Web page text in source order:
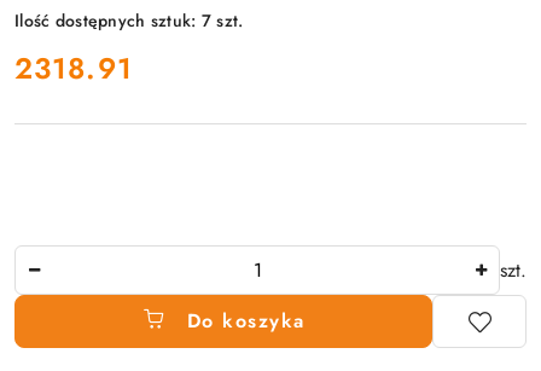
Ilość dostępnych sztuk: 7szt.
cena:
2318.91
szt.
Do koszyka